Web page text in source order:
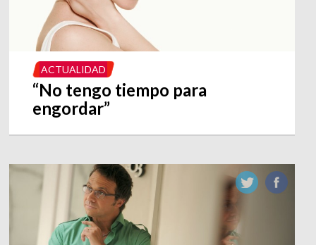
ACTUALIDAD
“No tengo tiempo para
engordar”